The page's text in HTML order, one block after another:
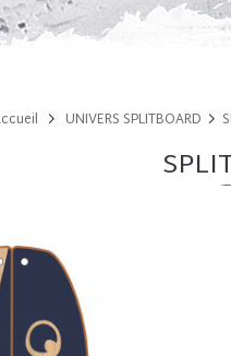
UNIVERS SPLITBOARD